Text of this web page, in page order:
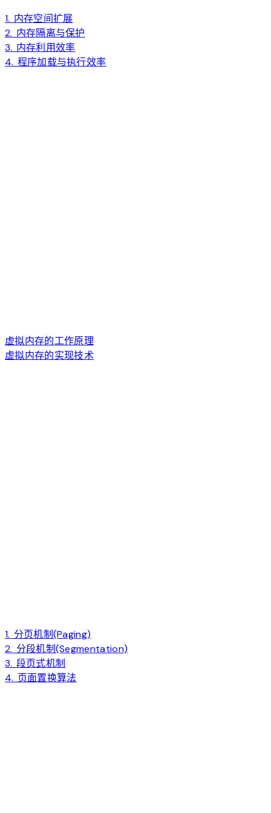
1. 内存空间扩展
2. 内存隔离与保护
3. 内存利用效率
4. 程序加载与执行效率
虚拟内存的工作原理
虚拟内存的实现技术
1. 分页机制(Paging)
2. 分段机制(Segmentation)
3. 段页式机制
4. 页面置换算法